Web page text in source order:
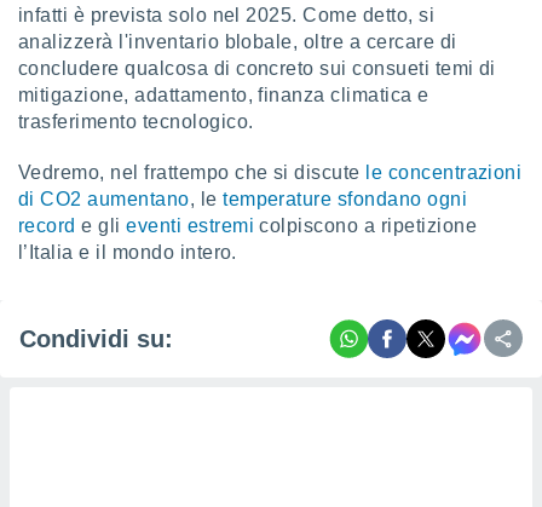
infatti è prevista solo nel 2025. Come detto, si
analizzerà l'inventario blobale, oltre a cercare di
concludere qualcosa di concreto sui consueti temi di
mitigazione, adattamento, finanza climatica e
trasferimento tecnologico.
Vedremo, nel frattempo che si discute le concentrazioni
di CO2 aumentano, letemperature sfondano ogni
recorde glieventi estremicolpiscono a ripetizione
l’Italia e il mondo intero.
Condividi su: